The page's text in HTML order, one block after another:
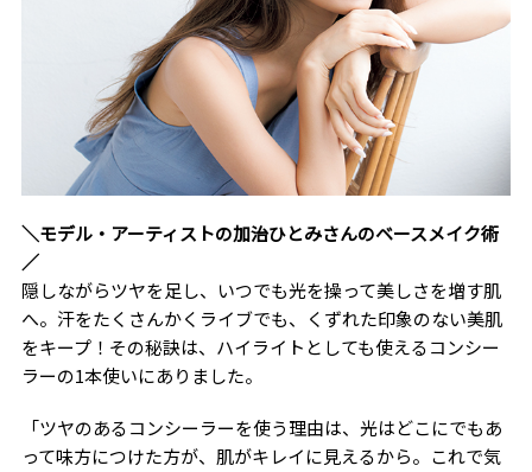
＼モデル・アーティストの加治ひとみさんのベースメイク術
／
隠しながらツヤを足し、いつでも光を操って美しさを増す肌
へ。汗をたくさんかくライブでも、くずれた印象のない美肌
をキープ！その秘訣は、ハイライトとしても使えるコンシー
ラーの1本使いにありました。
「ツヤのあるコンシーラーを使う理由は、光はどこにでもあ
って味方につけた方が、肌がキレイに見えるから。これで気